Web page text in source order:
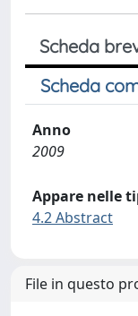
Scheda
Scheda
Anno
2009
Appare nelle
4.2 Abstract
File in questo